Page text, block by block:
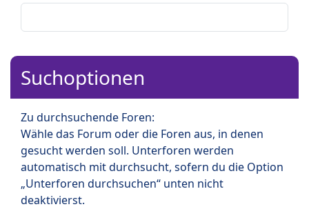
Suchoptionen
Zu durchsuchende Foren:
Wähle das Forum oder die Foren aus, in denen
gesucht werden soll. Unterforen werden
automatisch mit durchsucht, sofern du die Option
„Unterforen durchsuchen“ unten nicht
deaktivierst.